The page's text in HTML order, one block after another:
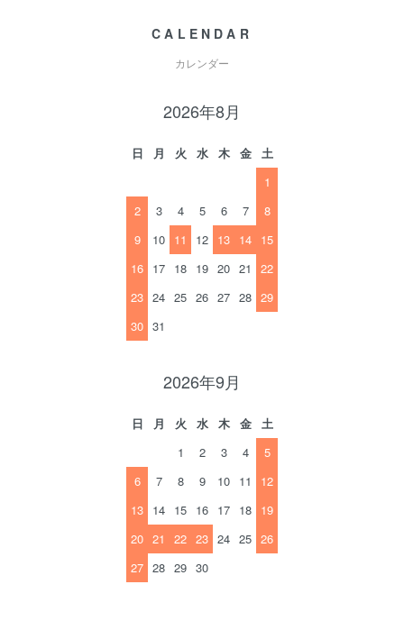
CALENDAR
カレンダー
2026年8月
日 月 火 水 木 金
土
1
2
3 4 5 6 7
8
9
10 11 12 13 14 15
16 17 18 19 20 21
22
23 24 25 26 27 28 29
30 31
2026年9月
日 月 火 水 木 金
土
1
2 3 4
5
6
7 8 9 10 11
12
13 14 15 16 17 18 19
20 21 22 23 24 25 26
27 28 29 30